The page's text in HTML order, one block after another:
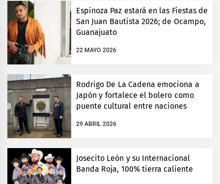
Espinoza Paz estará en las Fiestas de
San Juan Bautista 2026; de Ocampo,
Guanajuato
22 MAYO 2026
Rodrigo De La Cadena emociona a
Japón y fortalece el bolero como
puente cultural entre naciones
29 ABRIL 2026
Josecito León y su Internacional
Banda Roja, 100% tierra caliente